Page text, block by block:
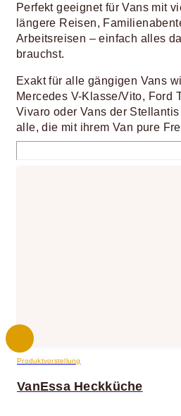
Perfekt geeignet für Vans mit
längere Reisen,
Arbeitsreisen – einfach alles
brauchst.
Exakt für alle gängigen Vans
Mercedes V-Klasse/Vito, Ford
Vivaro oder Vans der
alle, die mit ihrem Van pure
Produktvorstellung
VanEssa Heckküche